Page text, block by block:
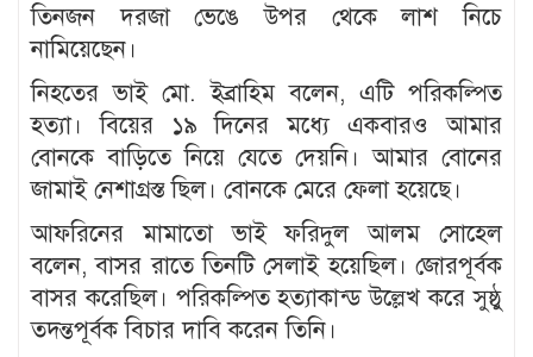
তিনজন দরজা ভেঙে উপর থেকে লাশ নিচে
নামিয়েছেন।
নিহতের ভাই মো. ইব্রাহিম বলেন, এটি পরিকল্পিত
হত্যা। বিয়ের ১৯ দিনের মধ্যে একবারও আমার
বোনকে বাড়িতে নিয়ে যেতে দেয়নি। আমার বোনের
জামাই নেশাগ্রস্ত ছিল। বোনকে মেরে ফেলা হয়েছে।
আফরিনের মামাতো ভাই ফরিদুল আলম সোহেল
বলেন, বাসর রাতে তিনটি সেলাই হয়েছিল। জোরপূর্বক
বাসর করেছিল। পরিকল্পিত হত্যাকান্ড উল্লেখ করে সুষ্ঠু
তদন্তপূর্বক বিচার দাবি করেন তিনি।